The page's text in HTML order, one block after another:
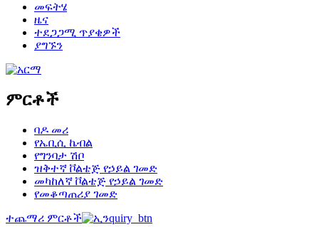
መፍትሄ
ዜና
ተደጋጋሚ ጥያቄዎች
ያግኙን
ምርቶች
ባዶ መሪ
የኤቢሲ ኬብል
የግንባታ ሽቦ
ዝቅተኛ ቮልቴጅ የኃይል ገመድ
መካከለኛ ቮልቴጅ የኃይል ገመድ
የመቆጣጠሪያ ገመድ
ተጨማሪ ምርቶች